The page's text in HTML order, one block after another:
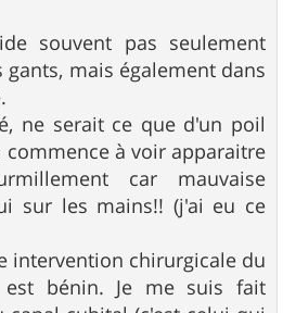
souvent pas seulement
mais également dans
ne serait ce que d'un poil
commence à voir apparaitre
car mauvaise
sur les mains!! (j'ai eu ce
intervention chirurgicale du
est bénin. Je me suis fait